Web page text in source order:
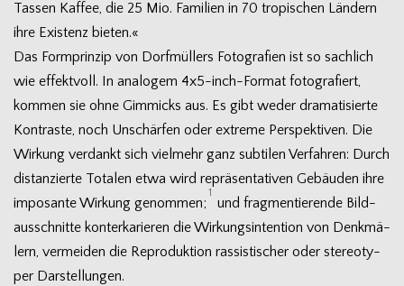
Tas­sen Kaf­fee, die 25 Mio. Fami­lien in 70 tro­pi­schen Län­dern
ihre Exis­tenz bieten.«
Das Form­prin­zip von Dorf­mül­lers Foto­gra­fien ist so sach­lich
wie effekt­voll. In ana­lo­gem 4x5-inch-Format foto­gra­fiert,
kom­men sie ohne Gim­micks aus. Es gibt weder dra­ma­ti­sierte
Kon­traste, noch Unschär­fen oder extreme Per­spek­ti­ven. Die
Wir­kung ver­dankt sich viel­mehr ganz sub­ti­len Ver­fah­ren: Durch
distan­zierte Tota­len etwa wird reprä­sen­ta­ti­ven Gebäu­den ihre
impo­sante Wir­kung genom­men;
1
und frag­men­tie­rende Bild­
aus­schnitte kon­ter­ka­rie­ren die Wir­kungs­in­ten­tion von Denk­mä­
lern, ver­mei­den die Repro­duk­tion ras­sis­ti­scher oder ste­reo­ty­
per Darstellungen.